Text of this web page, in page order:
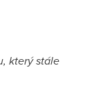
který stále